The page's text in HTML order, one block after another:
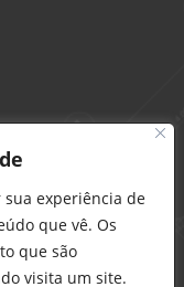
experiência de
que vê. Os
que são
visita um site.